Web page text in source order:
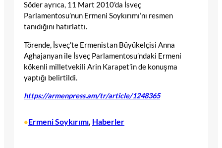
Söder ayrıca, 11 Mart 2010’da İsveç
Parlamentosu’nun Ermeni Soykırımı’nı resmen
tanıdığını hatırlattı.
Törende, İsveç’te Ermenistan Büyükelçisi Anna
Aghajanyan ile İsveç Parlamentosu’ndaki Ermeni
kökenli milletvekili Arin Karapet’in de konuşma
yaptığı belirtildi.
https://armenpress.am/tr/article/1248365
•Ermeni Soykırımı, Haberler